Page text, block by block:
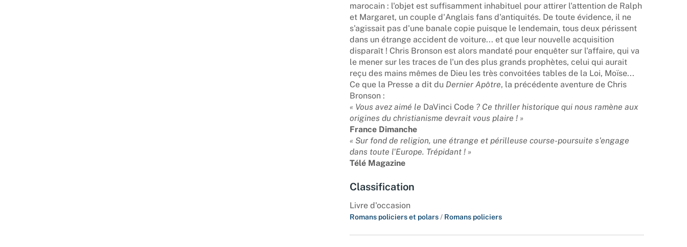
marocain : l'objet est suffisamment inhabituel pour attirer l'attention de Ralph
et Margaret, un couple d'Anglais fans d'antiquités. De toute évidence, il ne
s'agissait pas d'une banale copie puisque le lendemain, tous deux périssent
dans un étrange accident de voiture... et que leur nouvelle acquisition
disparaît ! Chris Bronson est alors mandaté pour enquêter sur l'affaire, qui va
le mener sur les traces de l'un des plus grands prophètes, celui qui aurait
reçu des mains mêmes de Dieu les très convoitées tables de la Loi, Moïse...
Ce que la Presse a dit du Dernier Apôtre, la précédente aventure de Chris
Bronson :
« Vous avez aimé le DaVinci Code ? Ce thriller historique qui nous ramène aux
origines du christianisme devrait vous plaire ! »
France Dimanche
« Sur fond de religion, une étrange et périlleuse course-poursuite s'engage
dans toute l'Europe. Trépidant ! »
Télé Magazine
Classification
Livre d'occasion
Romans policiers et polars / Romans policiers